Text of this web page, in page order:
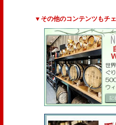
▼その他のコンテンツもチェ